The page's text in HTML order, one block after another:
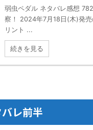
弱虫ペダル ネタバレ感想
察！ 2024年7月18日(木)発
リント ...
続きを見る
レ前半